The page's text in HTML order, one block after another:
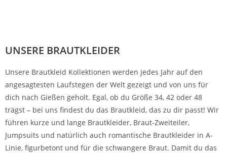
UNSERE BRAUTKLEIDER
Unsere Brautkleid Kollektionen werden jedes Jahr auf den
angesagtesten Laufstegen der Welt gezeigt und von uns für
dich nach Gießen geholt. Egal, ob du Größe 34, 42 oder 48
trägst – bei uns findest du das Brautkleid, das zu dir passt! Wir
führen kurze und lange Brautkleider, Braut-Zweiteiler,
Jumpsuits und natürlich auch romantische Brautkleider in A-
Linie, figurbetont und für die schwangere Braut. Damit du das